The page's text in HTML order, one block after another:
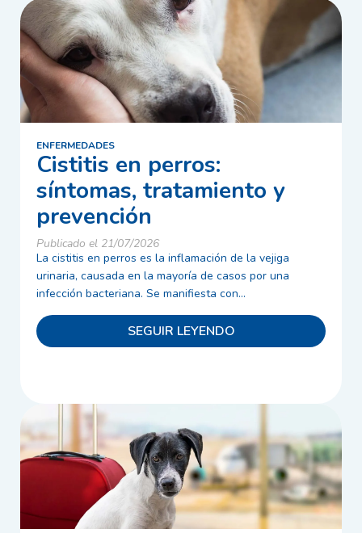
ENFERMEDADES
Cistitis en perros:
síntomas, tratamiento y
prevención
Publicado el 21/07/2026
La cistitis en perros es la inflamación de la vejiga
urinaria, causada en la mayoría de casos por una
infección bacteriana. Se manifiesta con...
SEGUIR LEYENDO